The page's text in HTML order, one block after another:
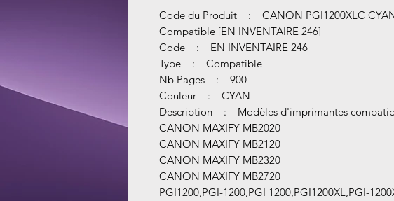
Code du Produit : CANON PGI1200XLC
Compatible [EN INVENTAIRE 246]
Code : EN INVENTAIRE 246
Type : Compatible
Nb Pages : 900
Couleur : CYAN
Description : Modèles d'imprimantes
CANON MAXIFY MB2020
CANON MAXIFY MB2120
CANON MAXIFY MB2320
CANON MAXIFY MB2720
PGI1200,PGI-1200,PGI 1200,PGI1200XL,PGI-